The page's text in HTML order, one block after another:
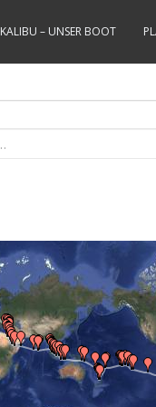
KALIBU – UNSER BOOT